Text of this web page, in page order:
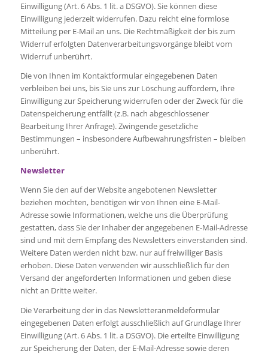
Einwilligung (Art. 6 Abs. 1 lit. a DSGVO). Sie können diese
Einwilligung jederzeit widerrufen. Dazu reicht eine formlose
Mitteilung per E-Mail an uns. Die Rechtmäßigkeit der bis zum
Widerruf erfolgten Datenverarbeitungsvorgänge bleibt vom
Widerruf unberührt.
Die von Ihnen im Kontaktformular eingegebenen Daten
verbleiben bei uns, bis Sie uns zur Löschung auffordern, Ihre
Einwilligung zur Speicherung widerrufen oder der Zweck für die
Datenspeicherung entfällt (z.B. nach abgeschlossener
Bearbeitung Ihrer Anfrage). Zwingende gesetzliche
Bestimmungen – insbesondere Aufbewahrungsfristen – bleiben
unberührt.
Newsletter
Wenn Sie den auf der Website angebotenen Newsletter
beziehen möchten, benötigen wir von Ihnen eine E-Mail-
Adresse sowie Informationen, welche uns die Überprüfung
gestatten, dass Sie der Inhaber der angegebenen E-Mail-Adresse
sind und mit dem Empfang des Newsletters einverstanden sind.
Weitere Daten werden nicht bzw. nur auf freiwilliger Basis
erhoben. Diese Daten verwenden wir ausschließlich für den
Versand der angeforderten Informationen und geben diese
nicht an Dritte weiter.
Die Verarbeitung der in das Newsletteranmeldeformular
eingegebenen Daten erfolgt ausschließlich auf Grundlage Ihrer
Einwilligung (Art. 6 Abs. 1 lit. a DSGVO). Die erteilte Einwilligung
zur Speicherung der Daten, der E-Mail-Adresse sowie deren